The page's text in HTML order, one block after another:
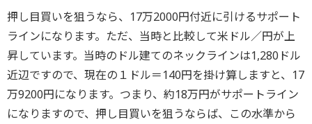
押し目買いを狙うなら、17万2000円付近に引けるサポート
ラインになります。ただ、当時と比較して米ドル／円が上
昇しています。当時のドル建てのネックラインは1,280ドル
近辺ですので、現在の１ドル＝140円を掛け算しますと、17
万9200円になります。つまり、約18万円がサポートライン
になりますので、押し目買いを狙うならば、この水準から